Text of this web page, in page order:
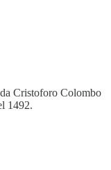
Cristoforo Colombo
1492.